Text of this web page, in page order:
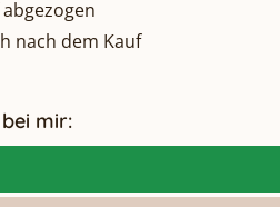
nach dem Kauf
mir: